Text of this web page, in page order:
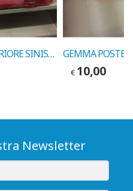
FANALE POSTERIORE SINISTR. FIAT PUNTO COD. MARELLI 714029420701
€ 10,00
Newsletter